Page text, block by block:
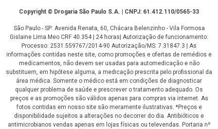
CopyrightCopyright © Drogaria São Paulo S.A. | CNPJ: 61.412.110/0565-33
São Paulo - SP: Avenida Renata, 60, Chácara Belenzinho - Vila Formosa
Gislaine Lima Meo CRF 40.354 | 24 horas| Autorização de funcionamento:
Processo: 2531.559767/2014-90 Autorização/MS: 7.31847.3 | As
informações contidas neste site, como promoções e ofertas de remédios e
medicamentos, não devem ser usadas para automedicação e não
substituem, em hipótese alguma, a medicação prescrita pelo profissional da
área médica. Somente o médico está em condições de diagnosticar
qualquer problema de saúde e prescrever o tratamento adequado. Os
preços e as promoções são válidos apenas para compras via internet. As
fotos contidas em nosso site são meramente ilustrativas. *Preços e
disponibilidade sujeitos a alterações no decorrer do dia. Antibióticos e
antimicrobianos vendas apenas em lojas físicas ou televendas. Portaria nº